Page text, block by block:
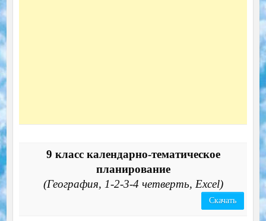
9 класс календарно-тематическое
планирование
(География, 1-2-3-4 четверть, Excel)
Скачать